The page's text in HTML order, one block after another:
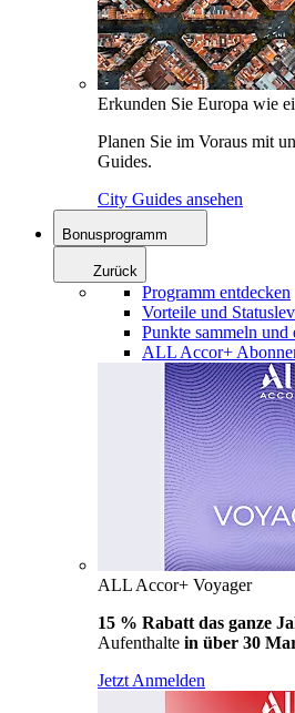
Erkunden Sie Europa wie
Planen Sie im Voraus mit
Guides.
City Guides ansehen
Bonusprogramm
Zurück
Programm entdecken
Vorteile und
Punkte sammeln und
ALL Accor+
ALL Accor+ Voyager
15 % Rabatt das ganze
Aufenthalte in über 30
Jetzt Anmelden